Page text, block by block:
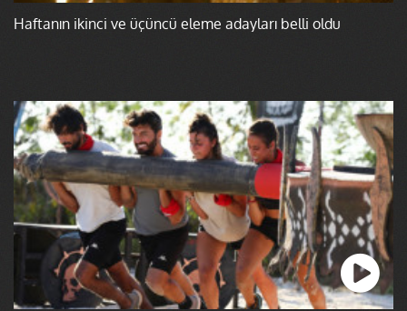
Haftanın ikinci ve üçüncü eleme adayları belli oldu